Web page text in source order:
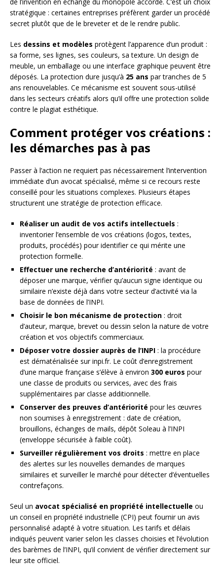
stratégique : certaines entreprises préfèrent garder un procédé
secret plutôt que de le breveter et de le rendre public.
Les dessins et modèles protègent l’apparence d’un produit :
sa forme, ses lignes, ses couleurs, sa texture. Un design de
meuble, un emballage ou une interface graphique peuvent être
déposés. La protection dure jusqu’à 25 ans par tranches de 5
ans renouvelables. Ce mécanisme est souvent sous-utilisé
dans les secteurs créatifs alors qu’il offre une protection solide
contre le plagiat esthétique.
Comment protéger vos créations :
les démarches pas à pas
Passer à l’action ne requiert pas nécessairement l’intervention
immédiate d’un avocat spécialisé, même si ce recours reste
conseillé pour les situations complexes. Plusieurs étapes
structurent une stratégie de protection efficace.
Réaliser un audit de vos actifs intellectuels :
inventorier l’ensemble de vos créations (logos, textes,
produits, procédés) pour identifier ce qui mérite une
protection formelle.
Effectuer une recherche d’antériorité : avant de
déposer une marque, vérifier qu’aucun signe identique ou
similaire n’existe déjà dans votre secteur d’activité via la
base de données de l’INPI.
Choisir le bon mécanisme de protection : droit
d’auteur, marque, brevet ou dessin selon la nature de votre
création et vos objectifs commerciaux.
Déposer votre dossier auprès de l’INPI : la procédure
est dématérialisée sur inpi.fr. Le coût d’enregistrement
d’une marque française s’élève à environ 300 euros pour
une classe de produits ou services, avec des frais
supplémentaires par classe additionnelle.
Conserver des preuves d’antériorité pour les œuvres
non soumises à enregistrement : date de création,
brouillons, échanges de mails, dépôt Soleau à l’INPI
(enveloppe sécurisée à faible coût).
Surveiller régulièrement vos droits : mettre en place
des alertes sur les nouvelles demandes de marques
similaires et surveiller le marché pour détecter d’éventuelles
contrefaçons.
Seul un avocat spécialisé en propriété intellectuelle ou
un conseil en propriété industrielle (CPI) peut fournir un avis
personnalisé adapté à votre situation. Les tarifs et délais
indiqués peuvent varier selon les classes choisies et l’évolution
des barèmes de l’INPI, qu’il convient de vérifier directement sur
leur site officiel.